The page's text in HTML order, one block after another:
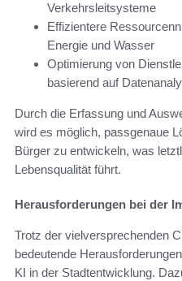
Verkehrsleitsysteme
Effizientere
Energie und Wasser
Optimierung von
basierend auf
Durch die Erfassung und
wird es möglich, passgenaue
Bürger zu entwickeln, was
Lebensqualität führt.
Herausforderungen bei der
Trotz der vielversprechenden
bedeutende
KI in der Stadtentwicklung.